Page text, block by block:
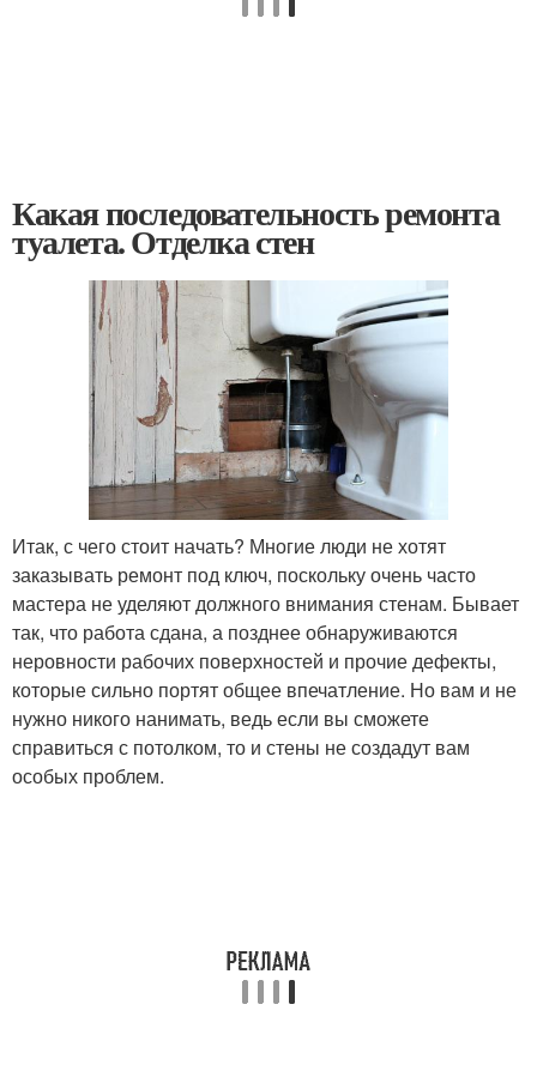
Какая последовательность ремонта
туалета. Отделка стен
Итак, с чего стоит начать? Многие люди не хотят
заказывать ремонт под ключ, поскольку очень часто
мастера не уделяют должного внимания стенам. Бывает
так, что работа сдана, а позднее обнаруживаются
неровности рабочих поверхностей и прочие дефекты,
которые сильно портят общее впечатление. Но вам и не
нужно никого нанимать, ведь если вы сможете
справиться с потолком, то и стены не создадут вам
особых проблем.